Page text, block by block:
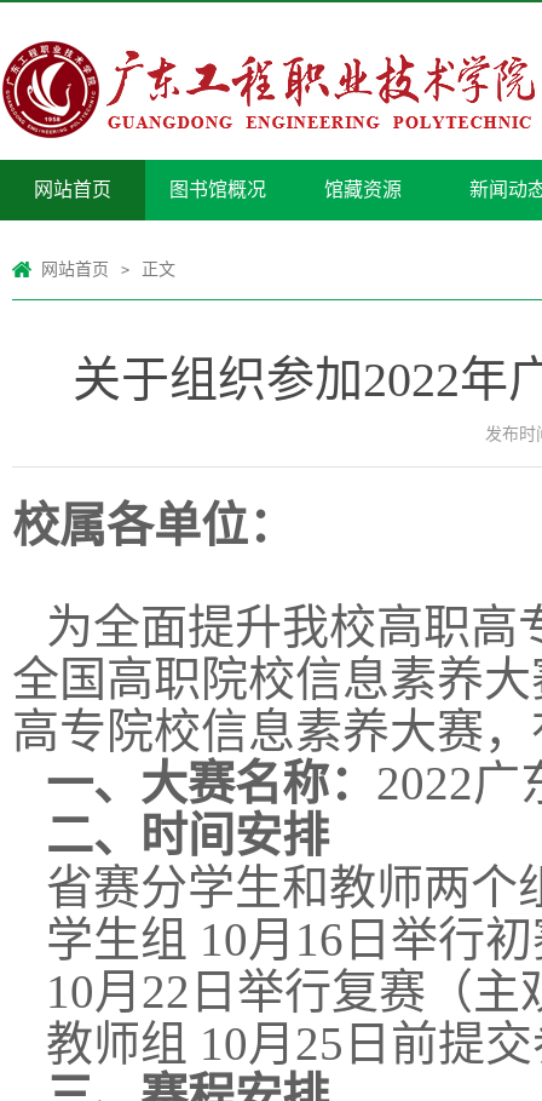
网站首页 图书馆概况 馆藏资源 新闻动
网站首页 > 正文
关于组织参加2022年
发布时
校属各单位：
为全面提升我校高职高
全国高职院校信息素养
高专院校信息素养大赛
一、 大赛名称： 2022广
二、时间安排
省赛分学生和教师两个
学生组 10月16日举行
10月22日举行复赛（主
教师组 10月25日前提